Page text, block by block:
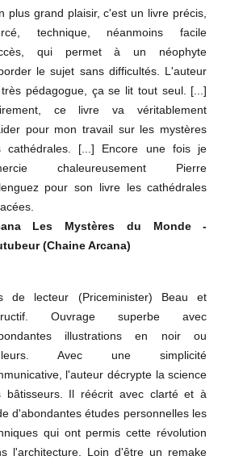
plus grand plaisir, c'est un livre précis,
technique, néanmoins facile
qui permet à un néophyte
le sujet sans difficultés. L'auteur
pédagogue, ça se lit tout seul. [...]
ce livre va véritablement
pour mon travail sur les mystères
cathédrales. [...] Encore une fois je
chaleureusement Pierre
pour son livre les cathédrales
Les Mystères du Monde -
(Chaine Arcana)
de lecteur (Priceminister) Beau et
Ouvrage superbe avec
illustrations en noir ou
Avec une simplicité
l'auteur décrypte la science
bâtisseurs. Il réécrit avec clarté et à
d'abondantes études personnelles les
qui ont permis cette révolution
l'architecture. Loin d'être un remake